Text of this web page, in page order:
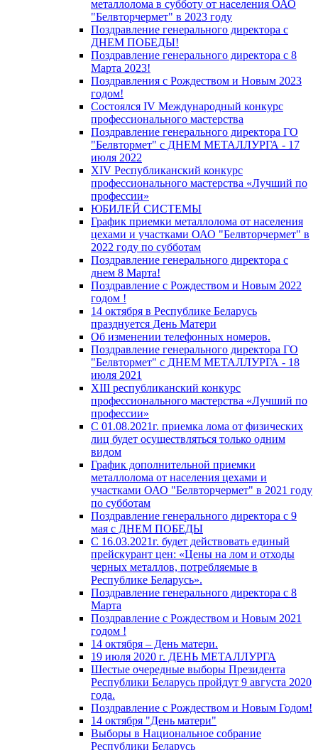
металлолома в субботу от населения ОАО
"Белвторчермет" в 2023 году
Поздравление генерального директора с
ДНЕМ ПОБЕДЫ!
Поздравление генерального директора с 8
Марта 2023!
Поздравления с Рождеством и Новым 2023
годом!
Cостоялся IV Международный конкурс
профессионального мастерства
Поздравление генерального директора ГО
"Белвтормет" с ДНЕМ МЕТАЛЛУРГА - 17
июля 2022
XIV Республиканский конкурс
профессионального мастерства «Лучший по
профессии»
ЮБИЛЕЙ СИСТЕМЫ
График приемки металлолома от населения
цехами и участками ОАО "Белвторчермет" в
2022 году по субботам
Поздравление генерального директора с
днем 8 Марта!
Поздравление с Рождеством и Новым 2022
годом !
14 октября в Республике Беларусь
празднуется День Матери
Об изменении телефонных номеров.
Поздравление генерального директора ГО
"Белвтормет" с ДНЕМ МЕТАЛЛУРГА - 18
июля 2021
XIII республиканский конкурс
профессионального мастерства «Лучший по
профессии»
С 01.08.2021г. приемка лома от физических
лиц будет осуществляться только одним
видом
График дополнительной приемки
металлолома от населения цехами и
участками ОАО "Белвторчермет" в 2021 году
по субботам
Поздравление генерального директора с 9
мая с ДНЕМ ПОБЕДЫ
С 16.03.2021г. будет действовать единый
прейскурант цен: «Цены на лом и отходы
черных металлов, потребляемые в
Республике Беларусь».
Поздравление генерального директора с 8
Марта
Поздравление с Рождеством и Новым 2021
годом !
14 октября – День матери.
19 июля 2020 г. ДЕНЬ МЕТАЛЛУРГА
Шестые очередные выборы Президента
Республики Беларусь пройдут 9 августа 2020
года.
Поздравление с Рождеством и Новым Годом!
14 октября "День матери"
Выборы в Национальное собрание
Республики Беларусь